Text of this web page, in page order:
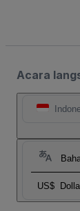
Acara
US$